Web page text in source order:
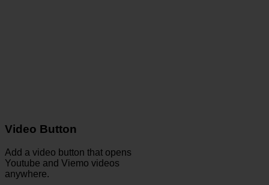
Video Button
Add a video button that opens
Youtube and Viemo videos
anywhere.